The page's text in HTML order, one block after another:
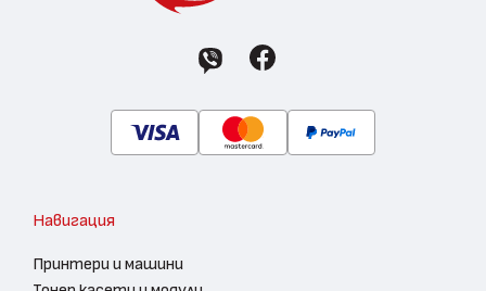
Навигация
Принтери и машини